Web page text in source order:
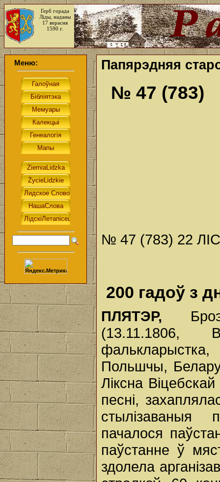
Герб горада
Ліды, наданы
17 верасня
1590 г.
Меню: Папярэдняя
№ 47 (783)
№ 47 (783) 22
200 гадоў з
ПЛЯТЭР,
(13.11.1806,
Польшчы,
Ліксна
песні,
стылізаваныя
пачалося
паўстанне ў
здолела